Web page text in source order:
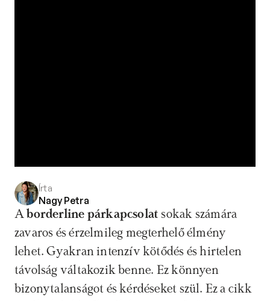
Írta
Nagy Petra
A borderline párkapcsolat sokak számára
zavaros és érzelmileg megterhelő élmény
lehet. Gyakran intenzív kötődés és hirtelen
távolság váltakozik benne. Ez könnyen
bizonytalanságot és kérdéseket szül. Ez a cikk